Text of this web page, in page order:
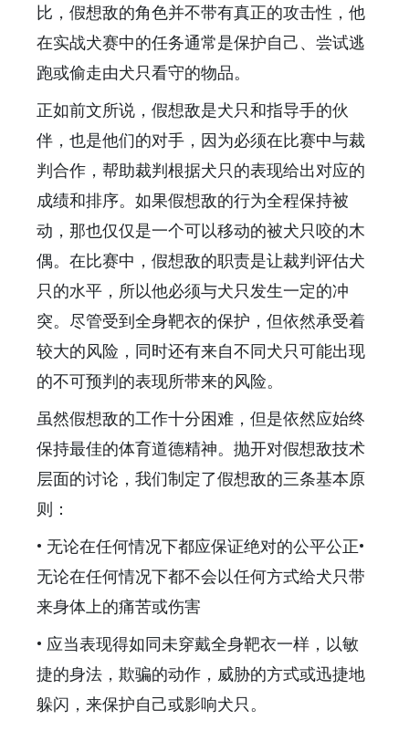
比，假想敌的角色并不带有真正的攻击性，他
在实战犬赛中的任务通常是保护自己、尝试逃
跑或偷走由犬只看守的物品。
正如前文所说，假想敌是犬只和指导手的伙
伴，也是他们的对手，因为必须在比赛中与裁
判合作，帮助裁判根据犬只的表现给出对应的
成绩和排序。如果假想敌的行为全程保持被
动，那也仅仅是一个可以移动的被犬只咬的木
偶。在比赛中，假想敌的职责是让裁判评估犬
只的水平，所以他必须与犬只发生一定的冲
突。尽管受到全身靶衣的保护，但依然承受着
较大的风险，同时还有来自不同犬只可能出现
的不可预判的表现所带来的风险。
虽然假想敌的工作十分困难，但是依然应始终
保持最佳的体育道德精神。抛开对假想敌技术
层面的讨论，我们制定了假想敌的三条基本原
则：
• 无论在任何情况下都应保证绝对的公平公正•
无论在任何情况下都不会以任何方式给犬只带
来身体上的痛苦或伤害
• 应当表现得如同未穿戴全身靶衣一样，以敏
捷的身法，欺骗的动作，威胁的方式或迅捷地
躲闪，来保护自己或影响犬只。